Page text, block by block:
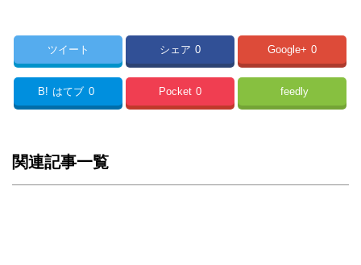
ツイート シェア 0 Google+ 0
B! はてブ 0 Pocket 0 feedly
関連記事一覧